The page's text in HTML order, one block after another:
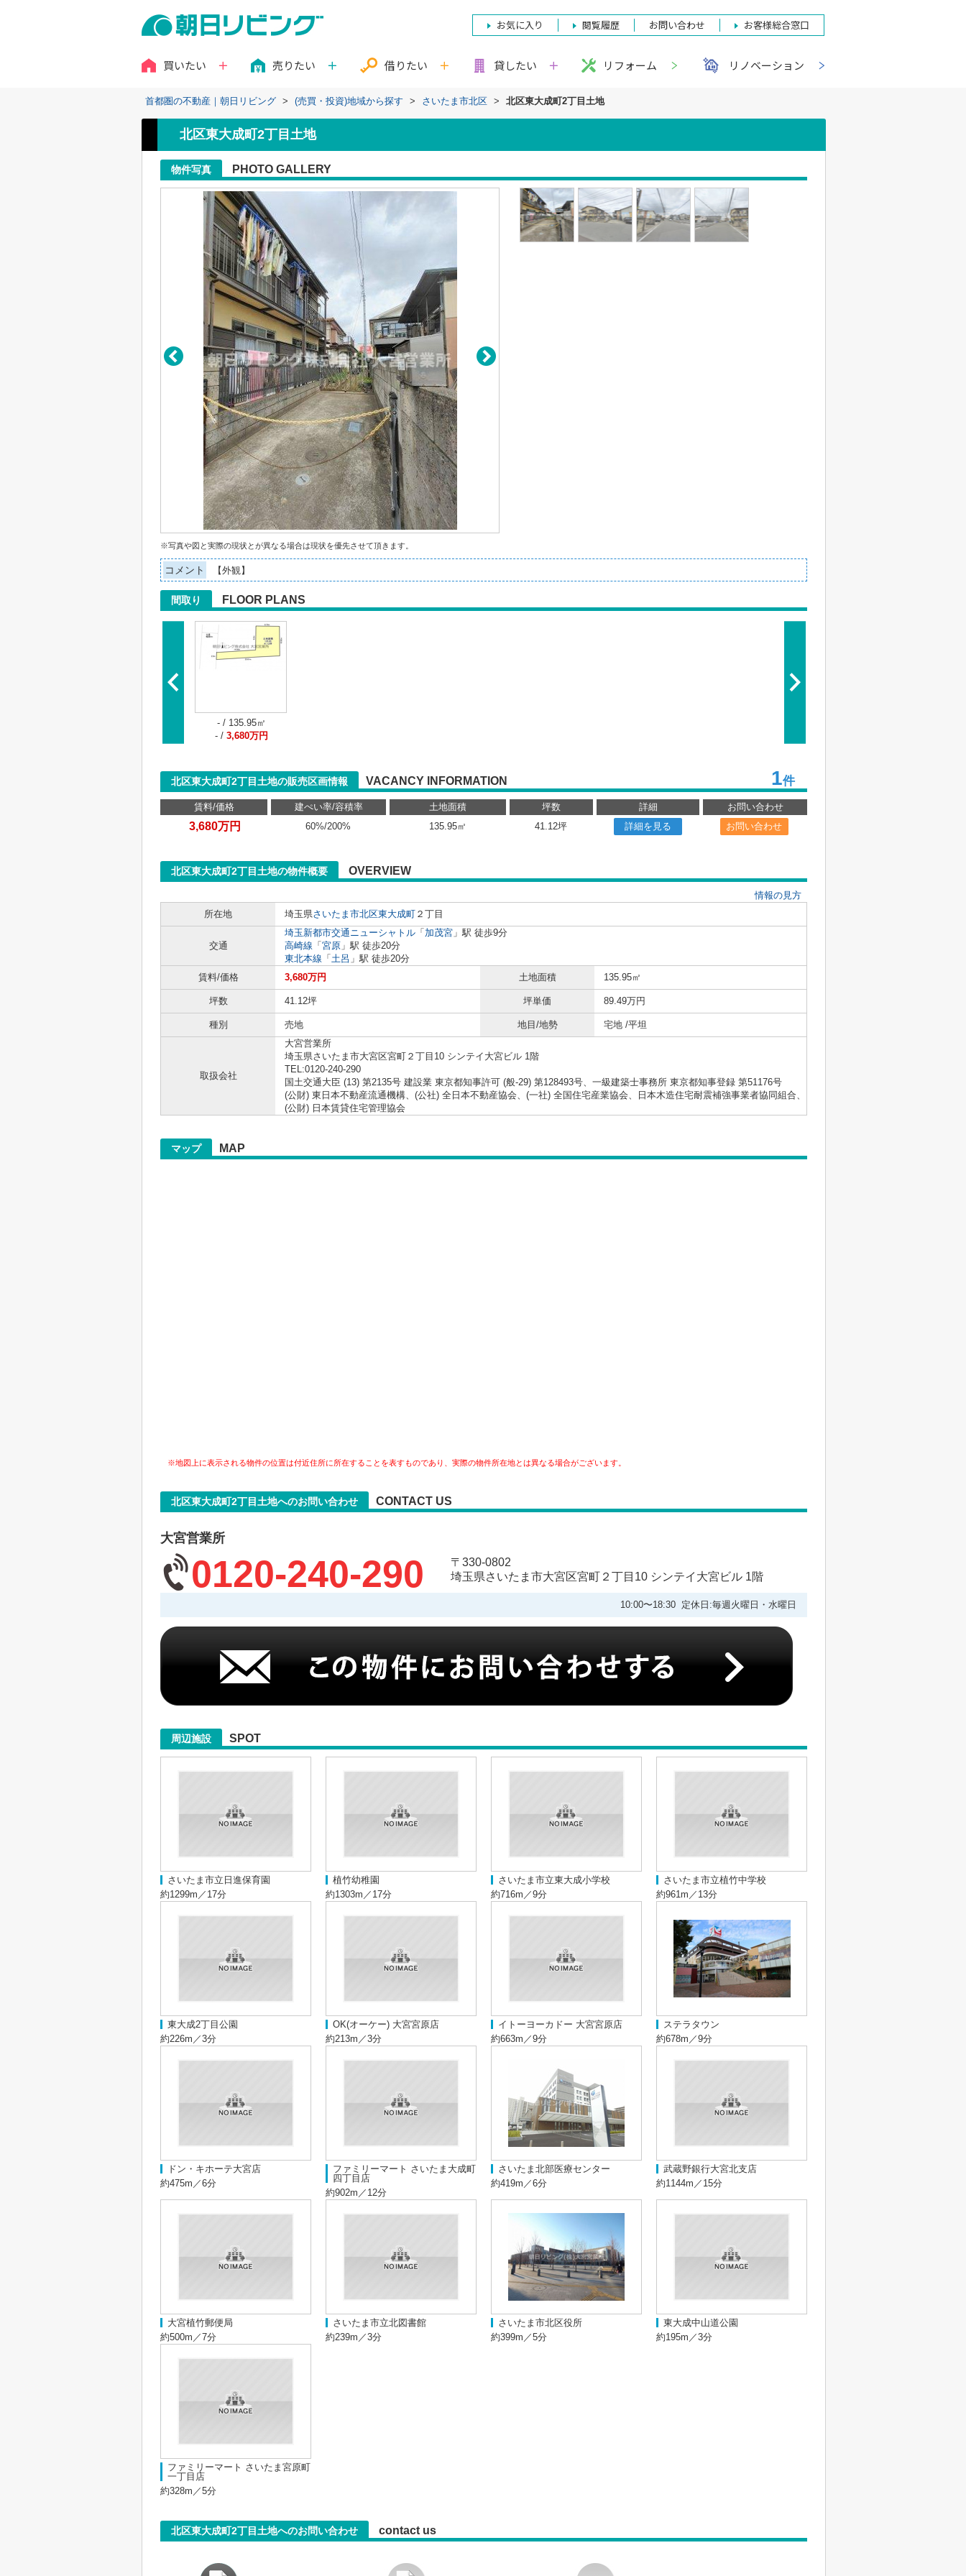
お気に入り 閲覧履歴 お問い合わせ お客様総合窓口
買いたい 売りたい 借りたい 貸したい リフォーム リノベーション
首都圏の不動産｜朝日リビング > (売買・投資)地域から探す > さいたま市北区 > 北区東大成町2丁目土地
北区東大成町2丁目土地
物件写真 PHOTO GALLERY
※写真や図と実際の現状とが異なる場合は現状を優先させて頂きます。
コメント 【外観】
間取り FLOOR PLANS
- / 135.95㎡
- / 3,680万円
北区東大成町2丁目土地の販売区画情報 VACANCY INFORMATION 1件
賃料/価格 建ぺい率/容積率 土地面積 坪数 詳細 お問い合わせ
3,680万円 60%/200% 135.95㎡ 41.12坪 詳細を見る お問い合わせ
北区東大成町2丁目土地の物件概要 OVERVIEW
情報の見方
所在地
埼玉県さいたま市北区東大成町 ２丁目
交通
埼玉新都市交通ニューシャトル 「 加茂宮 」駅 徒歩9分
高崎線 「 宮原 」駅 徒歩20分
東北本線 「 土呂 」駅 徒歩20分
賃料/価格
3,680万円 土地面積 135.95㎡
坪数 41.12坪 坪単価 89.49万円
種別 売地 地目/地勢 宅地 /平坦
取扱会社
大宮営業所
埼玉県さいたま市大宮区宮町２丁目10 シンテイ大宮ビル 1階
TEL:0120-240-290
国土交通大臣 (13) 第2135号 建設業 東京都知事許可 (般-29) 第128493号、一級建築士事務所 東京都知事登録 第51176号
(公財) 東日本不動産流通機構、(公社) 全日本不動産協会、(一社) 全国住宅産業協会、日本木造住宅耐震補強事業者協同組合、
(公財) 日本賃貸住宅管理協会
マップ MAP
※地図上に表示される物件の位置は付近住所に所在することを表すものであり、実際の物件所在地とは異なる場合がございます。
北区東大成町2丁目土地へのお問い合わせ CONTACT US
大宮営業所
0120-240-290
〒330-0802
埼玉県さいたま市大宮区宮町２丁目10 シンテイ大宮ビル 1階
10:00〜18:30 定休日:毎週火曜日・水曜日
周辺施設 SPOT
さいたま市立日進保育園
約1299m／17分
植竹幼稚園
約1303m／17分
さいたま市立東大成小学校
約716m／9分
さいたま市立植竹中学校
約961m／13分
東大成2丁目公園
約226m／3分
OK(オーケー) 大宮宮原店
約213m／3分
イトーヨーカドー 大宮宮原店
約663m／9分
ステラタウン
約678m／9分
ドン・キホーテ大宮店
約475m／6分
ファミリーマート さいたま大成町
四丁目店
約902m／12分
さいたま北部医療センター
約419m／6分
武蔵野銀行大宮北支店
約1144m／15分
大宮植竹郵便局
約500m／7分
さいたま市立北図書館
約239m／3分
さいたま市北区役所
約399m／5分
東大成中山道公園
約195m／3分
ファミリーマート さいたま宮原町
一丁目店
約328m／5分
北区東大成町2丁目土地へのお問い合わせ contact us